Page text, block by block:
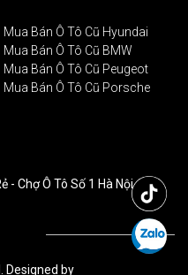
Mua Bán Ô Tô Cũ Hyundai
Mua Bán Ô Tô Cũ BMW
Mua Bán Ô Tô Cũ Peugeot
Mua Bán Ô Tô Cũ Porsche
- Chợ Ô Tô Số 1 Hà Nội
Designed by